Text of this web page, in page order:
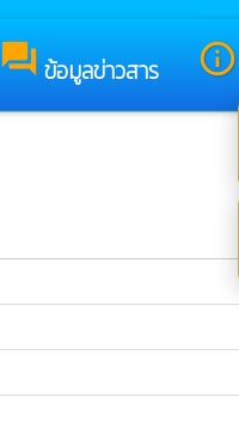
forum ข้อมูลข่าวสาร info_outline
search